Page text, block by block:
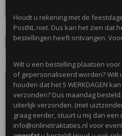
Aantal
IN WINKELWAGEN
Omschrijving
Mooie snoeppotjes van plexiglas.
Kan eventueel ook met vinyl
Houdt u rekening met de
PostNL niet. Dus kan het zien dat
bestellingen heeft ontvangen.
Wilt u een bestelling plaatsen
of gepersonaliseerd worden? Wilt
houden dat het 5 WERKDAGEN
verzonden? Dus maandag
uiterlijk verzonden. (met
graag eerder, stuurt u mij dan een
info@onlinetraktaties.nl voor